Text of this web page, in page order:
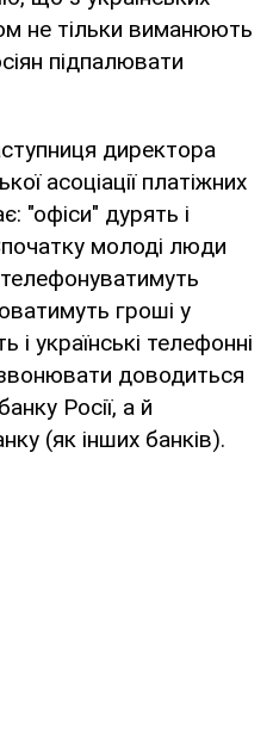
не тільки виманюють
підпалювати
директора
асоціації платіжних
"офіси" дурять і
молоді люди
гроші у
українські телефонні
доводиться
Росії, а й
(як інших банків).